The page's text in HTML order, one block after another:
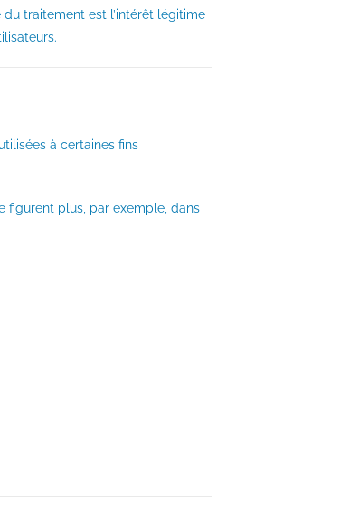
traitement est l’intérêt légitime
à certaines fins
figurent plus, par exemple, dans